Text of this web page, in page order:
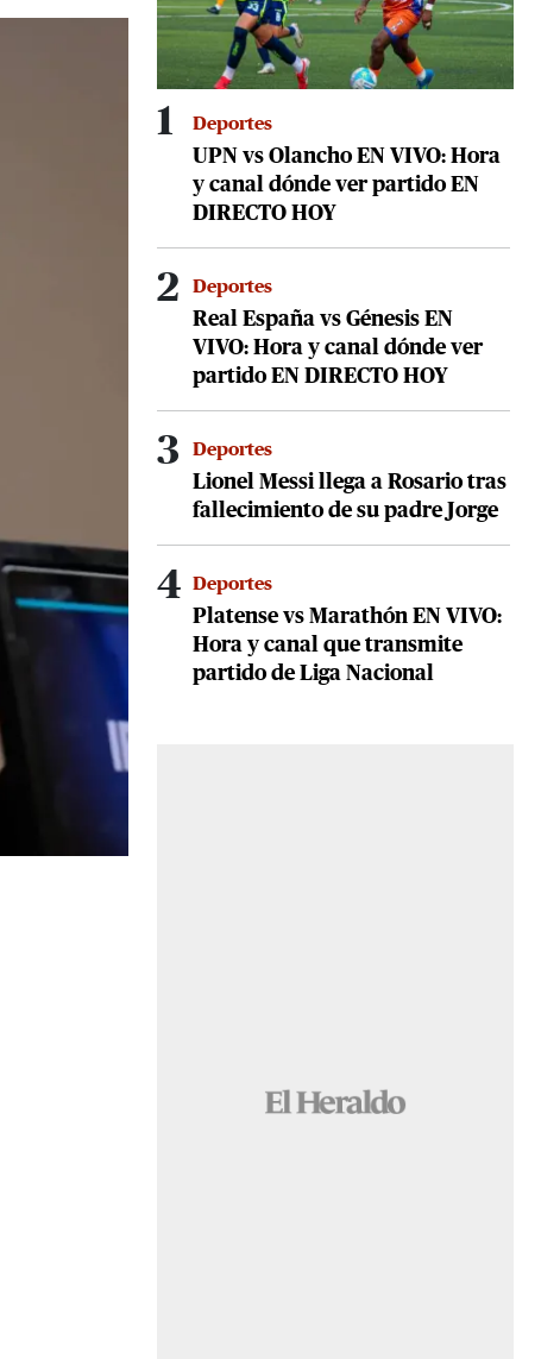
1 Deportes
UPN vs Olancho EN VIVO: Hora
y canal dónde ver partido EN
DIRECTO HOY
2 Deportes
Real España vs Génesis EN
VIVO: Hora y canal dónde ver
partido EN DIRECTO HOY
3 Deportes
Lionel Messi llega a Rosario tras
fallecimiento de su padre Jorge
4 Deportes
Platense vs Marathón EN VIVO:
Hora y canal que transmite
partido de Liga Nacional